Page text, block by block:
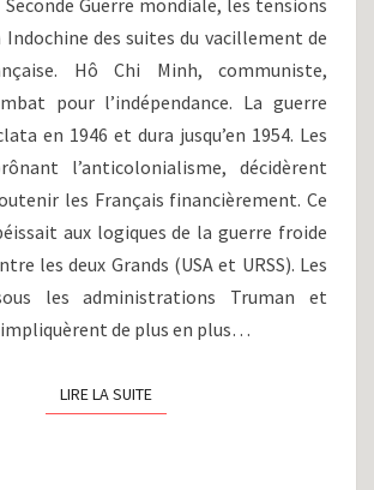
des suites du vacillement de
Hô Chi Minh, communiste,
pour l’indépendance. La guerre
en 1946 et dura jusqu’en 1954. Les
l’anticolonialisme, décidèrent
les Français financièrement. Ce
aux logiques de la guerre froide
les deux Grands (USA et URSS). Les
les administrations Truman et
de plus en plus…
LIRE LA SUITELIRE LA SUITE